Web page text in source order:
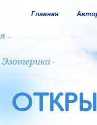
Главная